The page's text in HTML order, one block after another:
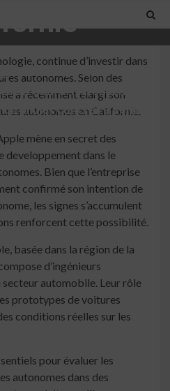
son équipe de testeurs
en Californie, suscitant
projet concret à venir.
de conduite
continue d’investir dans
autonomes. Selon des
a récemment élargi son
autonomes en Californie.
mène en secret des
développement dans le
Bien que l’entreprise
confirmé son intention de
les signes s’accumulent
renforcent cette possibilité.
basée dans la région de la
d’ingénieurs
secteur automobile. Leur rôle
prototypes de voitures
conditions réelles sur les
pour évaluer les
autonomes dans des